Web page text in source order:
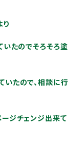
り
たのでそろそろ塗
たので、相談に行
ジチェンジ出来て